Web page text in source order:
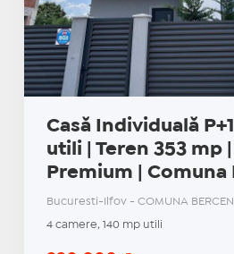
Casă Individuală
utili | Teren 353 mp
Premium | Comuna
Bucuresti-Ilfov - COMUNA BERCENI
4 camere, 140 mp utili